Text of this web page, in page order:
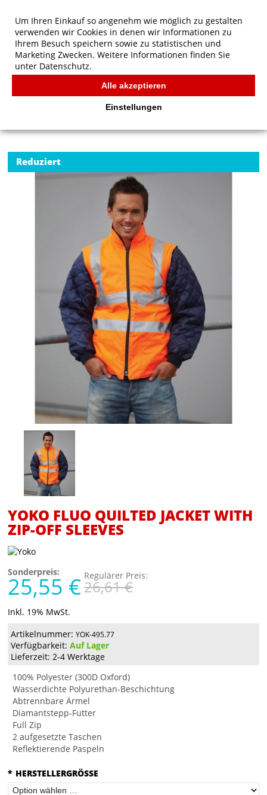
Yoko Fluo Quilted Jacket with Zip-Off Sleeves
Reduziert
YOKO FLUO QUILTED JACKET WITH
ZIP-OFF SLEEVES
Sonderpreis:
25,55 € Regulärer Preis:
26,61 €
Inkl. 19% MwSt.
Artikelnummer: YOK-495.77
Verfügbarkeit:Auf Lager
Lieferzeit: 2-4 Werktage
100% Polyester (300D Oxford)
Wasserdichte Polyurethan-Beschichtung
Abtrennbare Ärmel
Diamantstepp-Futter
Full Zip
2 aufgesetzte Taschen
Reflektierende Paspeln
* HERSTELLERGRÖSSE
Um Ihren Einkauf so angenehm wie möglich zu gestalten
verwenden wir Cookies in denen wir Informationen zu
Ihrem Besuch speichern sowie zu statistischen und
Marketing Zwecken. Weitere Informationen finden Sie
unter Datenschutz.
Alle akzeptieren
Einstellungen